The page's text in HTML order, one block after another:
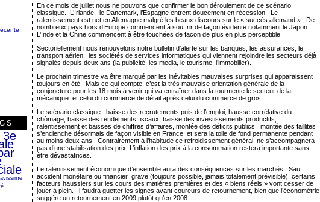
En ce mois de juillet nous ne pouvons que confirmer le bon déroulement de ce scénario
classique.
L’Irlande, le Danemark, l’Espagne entrent doucement en récession.
Le
ralentissement est net en Allemagne malgré les beaux discours sur le « succès allemand ».
De
nombreux pays hors d’Europe commencent à souffrir de façon évidente notamment le Japon.
L’Inde et la Chine commencent à être touchées de façon de plus en plus perceptible.
Sectoriellement nous renouvelons notre bulletin d’alerte sur les banques, les assurances, le
transport aérien,
les sociétés de services informatiques qui viennent rejoindre les secteurs déjà
signalés depuis deux ans (la publicité, les media, le tourisme, l’immobilier).
Le prochain trimestre va être marqué par les inévitables mauvaises surprises qui apparaissent
toujours en été.
Mais ce qui compte, c’est la très mauvaise orientation générale de la
conjoncture pour les 18 mois à venir qui va entraîner dans la tourmente le secteur de la
mécanique et celui du commerce de détail après celui du commerce de gros,.
Le scénario classique : baisse des recrutements puis de l’emploi, hausse corrélative du
chômage, baisse des rendements fiscaux, baisse des investissements productifs,
ralentissement et baisses de chiffres d’affaires, montée des déficits publics,
montée des faillites
s’enclenche désormais de façon visible en France et sera la toile de fond permanente pendant
au moins deux ans.
Contrairement à l’habitude ce refroidissement général ne s’accompagnera
pas d’une stabilisation des prix. L’inflation des prix à la consommation restera importante sans
être dévastatrices.
Le ralentissement économique d’ensemble aura des conséquences sur les marchés.
Sauf
accident monétaire ou financier grave (toujours possible, jamais totalement prévisible), certains
facteurs haussiers sur les cours des matières premières et des « biens réels » vont cesser de
jouer à plein.
Il faudra guetter les signes avant coureurs de retournement, bien que l’économétrie
suggère un retournement en 2009 plutôt qu’en 2008.
3e